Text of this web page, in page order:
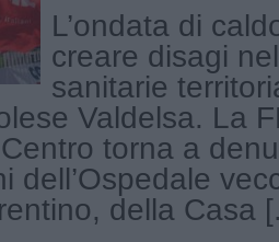
L’ondata di
creare disagi
sanitarie
Valdelsa. La
torna a
dell’Ospedale
della Casa